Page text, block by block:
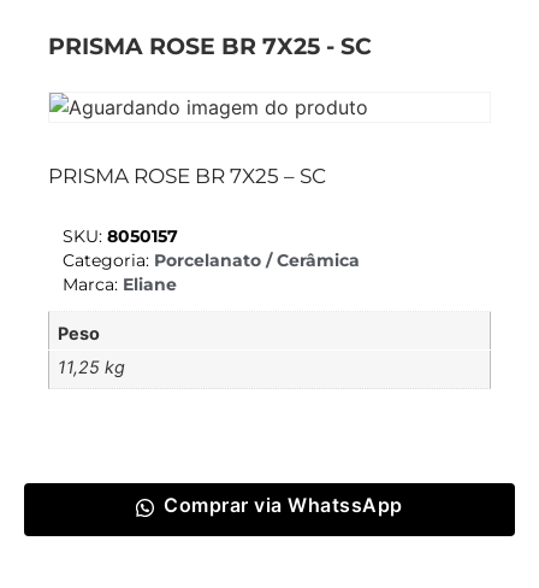
PRISMA ROSE BR 7X25 - SC
PRISMA ROSE BR 7X25 – SC
SKU: 8050157
Categoria: Porcelanato / Cerâmica
Marca: Eliane
Peso
11,25 kg
Comprar via WhatssApp